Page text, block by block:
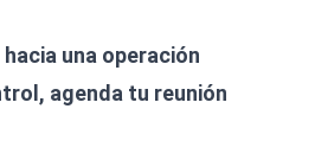
una operación
agenda tu reunión